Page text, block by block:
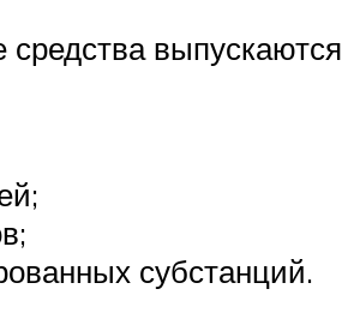
средства выпускаются
субстанций.